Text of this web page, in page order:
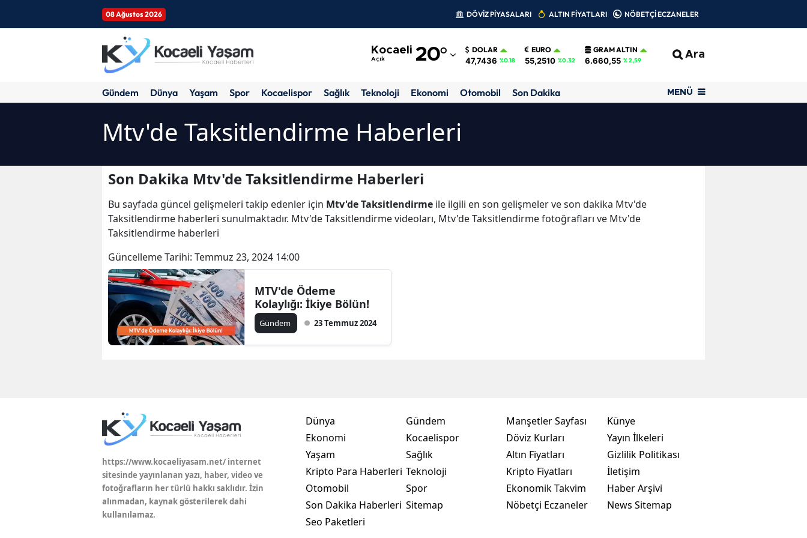
08 Ağustos 2026 DÖVİZ PİYASALARI ALTIN FİYATLARI NÖBETÇİ ECZANELER
Kocaeli
Açık 20°
Adıyaman
Amasya
Antalya
Artvin
Çankırı
Çorum
Denizli
DOLAR
47,7436 %0.18
EURO
55,2510 %0.32
GRAM ALTIN
6.660,55 % 2,59 Ara
Gündem Dünya Yaşam Spor Kocaelispor Sağlık Teknoloji Ekonomi Otomobil Son Dakika MENÜ
Mtv'de Taksitlendirme Haberleri
Son Dakika Mtv'de Taksitlendirme Haberleri
Bu sayfada güncel gelişmeleri takip edenler için Mtv'de Taksitlendirme ile ilgili en son gelişmeler ve son dakika Mtv'de
Taksitlendirme haberleri sunulmaktadır. Mtv'de Taksitlendirme videoları, Mtv'de Taksitlendirme fotoğrafları ve Mtv'de
Taksitlendirme haberleri
Güncelleme Tarihi: Temmuz 23, 2024 14:00
MTV'de Ödeme
Kolaylığı: İkiye Bölün!
Gündem 23 Temmuz 2024
https://www.kocaeliyasam.net/ internet
sitesinde yayınlanan yazı, haber, video ve
fotoğrafların her türlü hakkı saklıdır. İzin
alınmadan, kaynak gösterilerek dahi
kullanılamaz.
Dünya
Ekonomi
Yaşam
Kripto Para Haberleri
Otomobil
Son Dakika Haberleri
Seo Paketleri
Gündem
Kocaelispor
Sağlık
Teknoloji
Spor
Sitemap
Manşetler Sayfası
Döviz Kurları
Altın Fiyatları
Kripto Fiyatları
Ekonomik Takvim
Nöbetçi Eczaneler
Künye
Yayın İlkeleri
Gizlilik Politikası
İletişim
Haber Arşivi
News Sitemap